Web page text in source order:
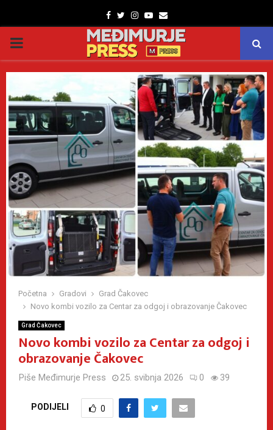
Facebook
TwitterInstagram
Youtube
Email
PRIMARY
MENU
Početna Gradovi
Grad Čakovec
Novo kombi vozilo za Centar za odgoj i obrazovanje Čakovec
Grad Čakovec
Novo kombi vozilo za Centar za odgoj i
obrazovanje Čakovec
Piše Međimurje Press 25. svibnja 2026 0 39
PODIJELI 0